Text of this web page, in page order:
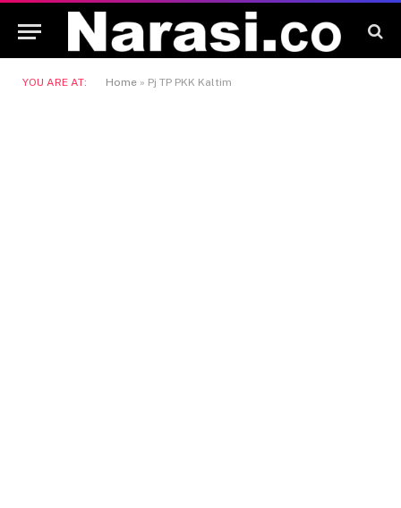
YOU ARE AT: Home » Pj TP PKK Kaltim